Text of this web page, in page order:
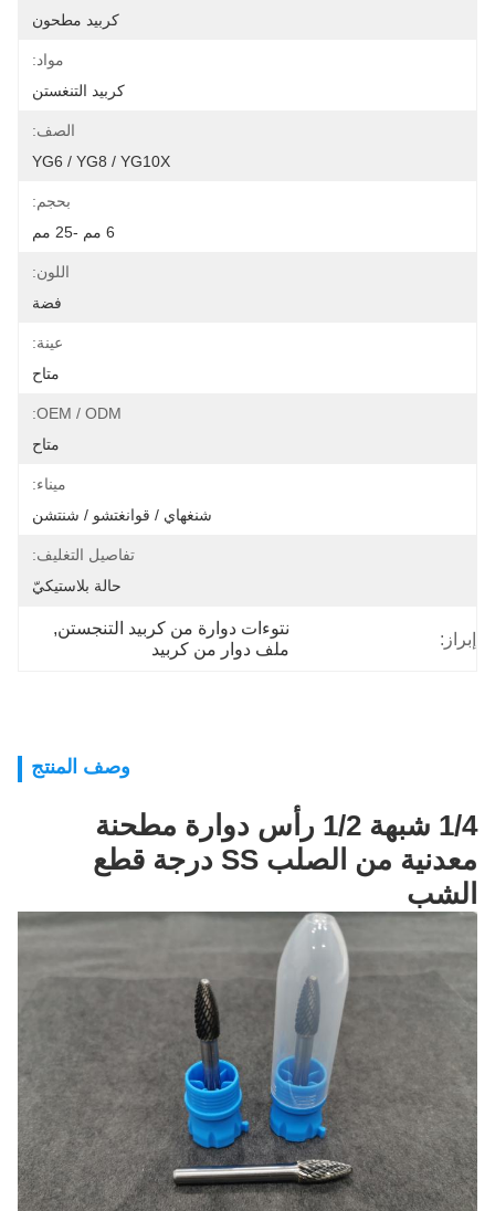
كربيد مطحون
مواد:
كربيد التنغستن
الصف:
YG6 / YG8 / YG10X
بحجم:
اللون:
فضة
عينة:
متاح
OEM / ODM:
متاح
ميناء:
شنغهاي / قوانغتشو / شنتشن
تفاصيل التغليف:
حالة بلاستيكيّ
إبراز:
نتوءات دوارة من كربيد التنجستن,
ملف دوار من كربيد
وصف المنتج
1/4 شبهة 1/2 رأس دوارة مطحنة
معدنية من الصلب SS درجة قطع
الشب